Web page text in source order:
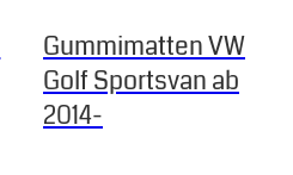
Gummimatten VW
Golf Sportsvan ab
2014-